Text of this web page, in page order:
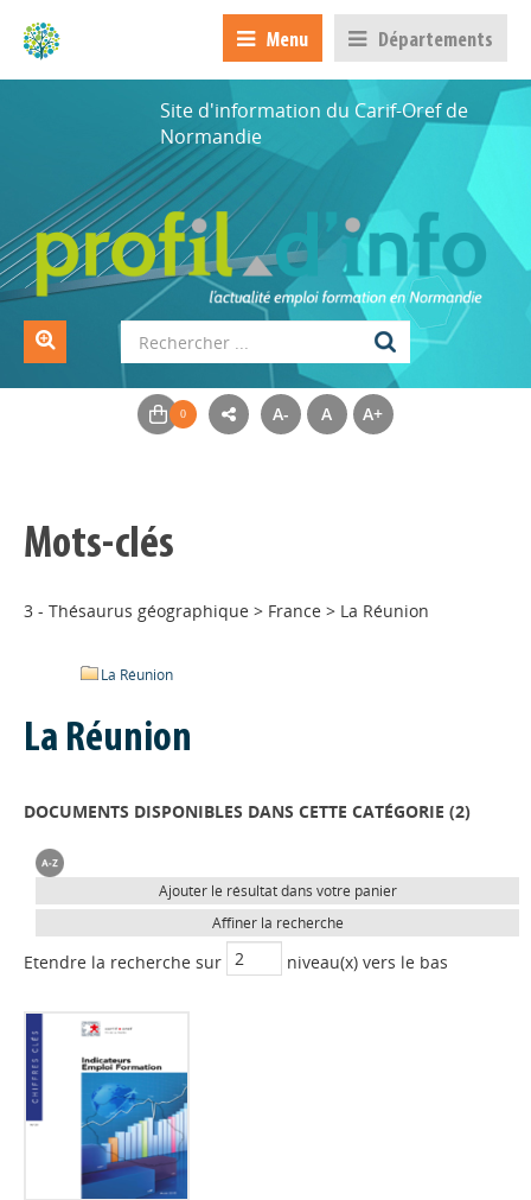
Menu Départements
Site d'information du Carif-Oref de
Normandie
A- A A+
Mots-clés
3 - Thésaurus géographique > France > La Réunion
La Réunion
La Réunion
DOCUMENTS DISPONIBLES DANS CETTE CATÉGORIE (2)
Ajouter le résultat dans votre panier
Affiner la recherche
Etendre la recherche sur niveau(x) vers le bas